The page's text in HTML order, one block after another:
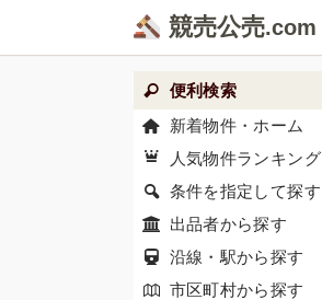
競売公売
便利検索
新着物件・ホーム
人気物件ランキング
条件を指定して探す
出品者から探す
沿線・駅から探す
市区町村から探す